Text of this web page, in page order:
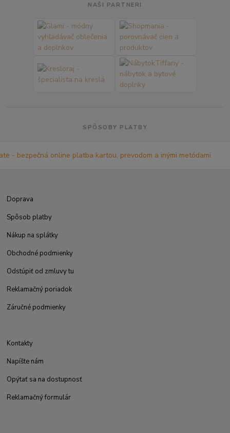
NAŠI PARTNERI
SPÔSOBY PLATBY
Doprava
Spôsob platby
Nákup na splátky
Obchodné podmienky
Odstúpiť od zmluvy tu
Reklamačný poriadok
Záručné podmienky
Kontakty
Napíšte nám
Opýtať sa na dostupnosť
Reklamačný formulár